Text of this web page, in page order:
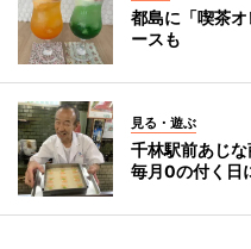
都島に「喫茶
ースも
見る・遊ぶ
千林駅前あじ
毎月0の付く日